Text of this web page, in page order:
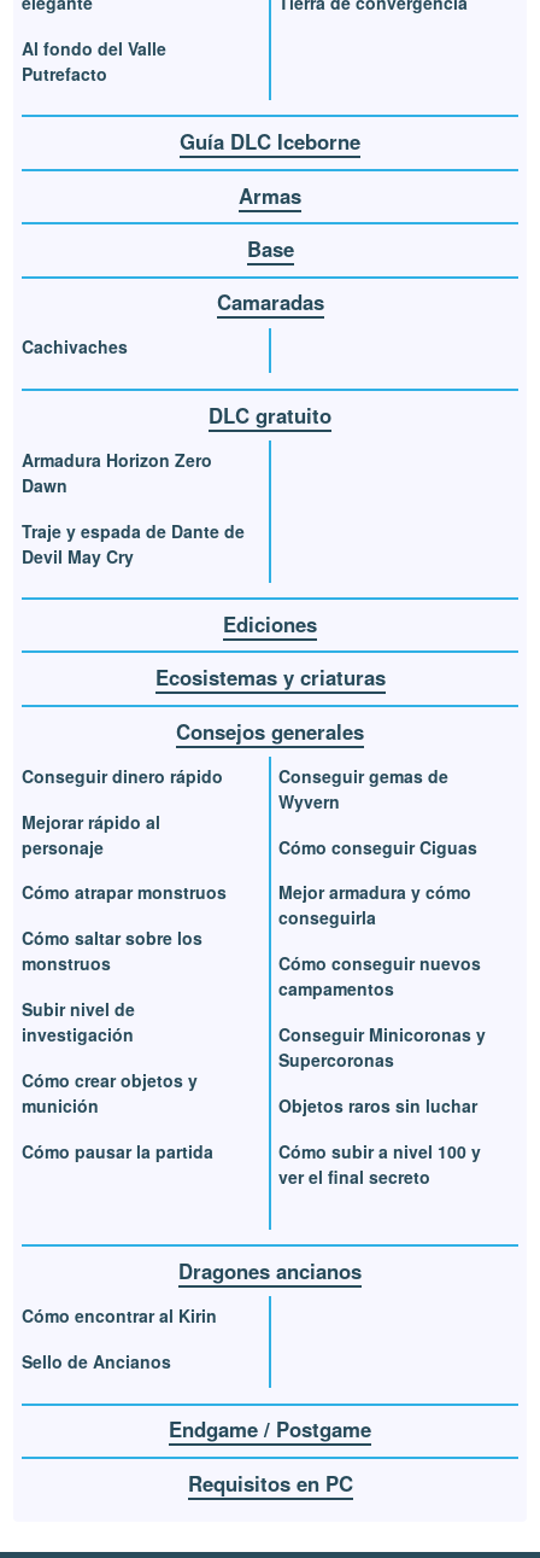
Al fondo del Valle
Putrefacto
Guía DLC Iceborne
Armas
Base
Camaradas
Cachivaches
DLC gratuito
Armadura Horizon Zero
Dawn
Traje y espada de Dante de
Devil May Cry
Ediciones
Ecosistemas y criaturas
Consejos generales
Conseguir dinero rápido
Mejorar rápido al
personaje
Cómo atrapar monstruos
Cómo saltar sobre los
monstruos
Subir nivel de
investigación
Cómo crear objetos y
munición
Cómo pausar la partida
Conseguir gemas de
Wyvern
Cómo conseguir Ciguas
Mejor armadura y cómo
conseguirla
Cómo conseguir nuevos
campamentos
Conseguir Minicoronas y
Supercoronas
Objetos raros sin luchar
Cómo subir a nivel 100 y
ver el final secreto
Dragones ancianos
Cómo encontrar al Kirin
Sello de Ancianos
Endgame / Postgame
Requisitos en PC